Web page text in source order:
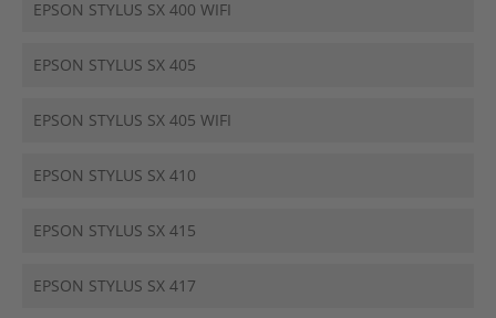
EPSON STYLUS SX 400 WIFI
EPSON STYLUS SX 405
EPSON STYLUS SX 405 WIFI
EPSON STYLUS SX 410
EPSON STYLUS SX 415
EPSON STYLUS SX 417